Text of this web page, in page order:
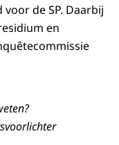
de SP. Daarbij
en